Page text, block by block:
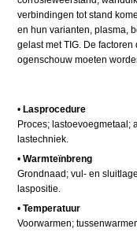
verbindingen tot stand
en hun varianten, plasma,
gelast met TIG. De
ogenschouw moeten
• Lasprocedure
Proces; lastoevoegmetaal;
lastechniek.
•Warmteïnbreng
Grondnaad; vul- en
laspositie.
•Temperatuur
Voorwarmen;